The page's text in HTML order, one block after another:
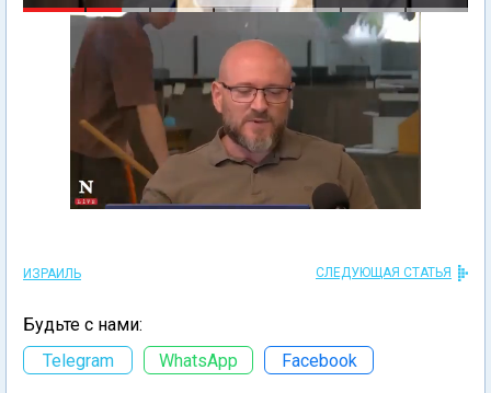
ИЗРАИЛЬ СЛЕДУЮЩАЯ СТАТЬЯ
Будьте с нами:
Telegram
WhatsApp Facebook